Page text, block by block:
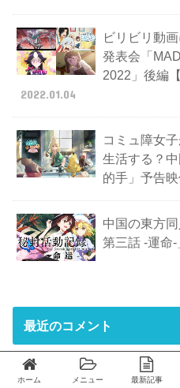
ビリビリ動
発表会「
2022」後編
2022.01.04
コミュ障女
生活する？
的手」予告映
中国の東方
第三話 -運命
最近のコメント
「戦艦少女」 中国版パクリ
ホーム メニュー 最新記事
Twitter